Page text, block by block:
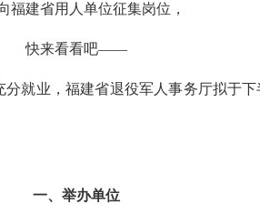
建省用人单位征集岗位，
快来看看吧——
就业，福建省退役军人事务厅拟于下
一、举办单位